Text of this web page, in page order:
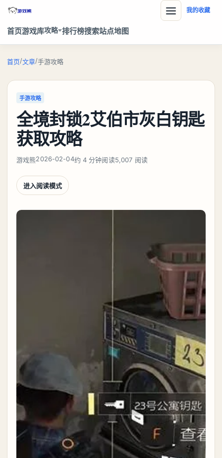
首页游戏库攻略 排行榜搜索站点地图
我的收藏
首页/文章/手游攻略
手游攻略
全境封锁2艾伯市灰白钥匙
获取攻略
游戏熊2026-02-04约 4 分钟阅读5,007 阅读
进入阅读模式